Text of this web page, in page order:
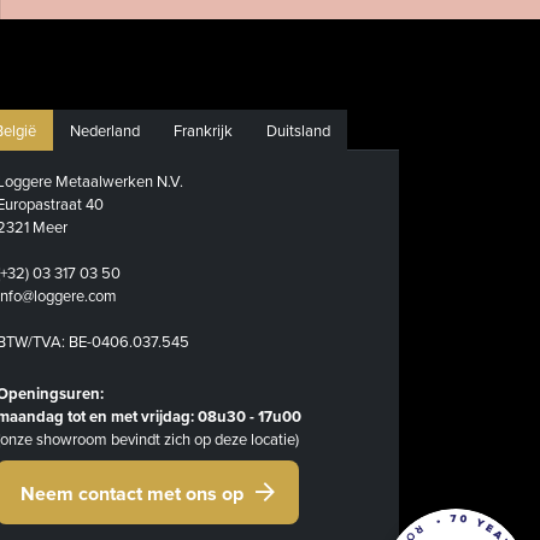
Nederland Frankrijk Duitsland
Metaalwerken N.V.
40
Meer
03 317 03 50
TVA: BE-0406.037.545
tot en met vrijdag: 08u30 - 17u00
showroom bevindt zich op deze locatie)
Neem contact met ons op